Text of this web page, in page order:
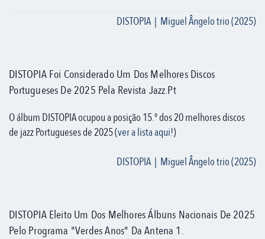
DISTOPIA | Miguel Ângelo trio (2025)
DISTOPIA Foi Considerado Um Dos Melhores Discos
Portugueses De 2025 Pela Revista Jazz.pt
O álbum DISTOPIA ocupou a posição 15.º dos 20 melhores discos
de jazz Portugueses de 2025 (ver a lista aqui!)
DISTOPIA | Miguel Ângelo trio (2025)
DISTOPIA Eleito Um Dos Melhores Álbuns Nacionais De 2025
Pelo Programa "Verdes Anos" Da Antena 1.